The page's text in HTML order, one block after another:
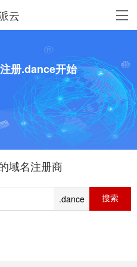
云
册.dance开始
域名注册商
.dance